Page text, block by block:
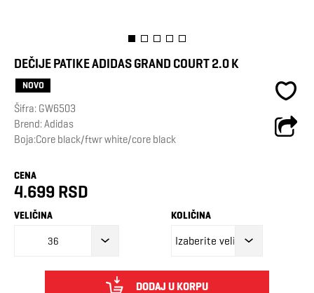
DEČIJE PATIKE ADIDAS GRAND COURT 2.0 K
NOVO
Šifra: GW6503
Brend:Adidas
Boja:Core black/ftwr white/core black
CENA
4.699 RSD
VELIČINA
36
KOLIČINA
DODAJ U KORPU